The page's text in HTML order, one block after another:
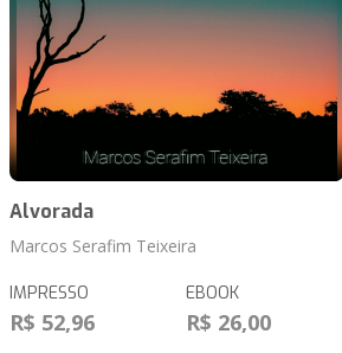
Alvorada
Marcos Serafim Teixeira
IMPRESSO
R$ 52,96
EBOOK
R$ 26,00